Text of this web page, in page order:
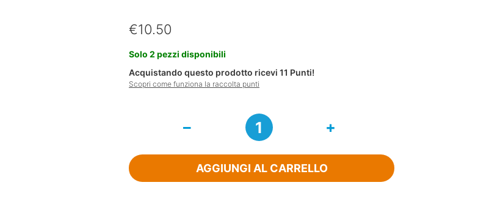
€10.50
Solo 2 pezzi disponibili
Acquistando questo prodotto ricevi 11 Punti!
Scopri come funziona la raccolta punti
20x5ml
quantità
AGGIUNGI AL CARRELLO